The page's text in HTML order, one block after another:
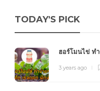
TODAY'S PICK
ฮอร์โมนไข่ ทำ
3 years ago